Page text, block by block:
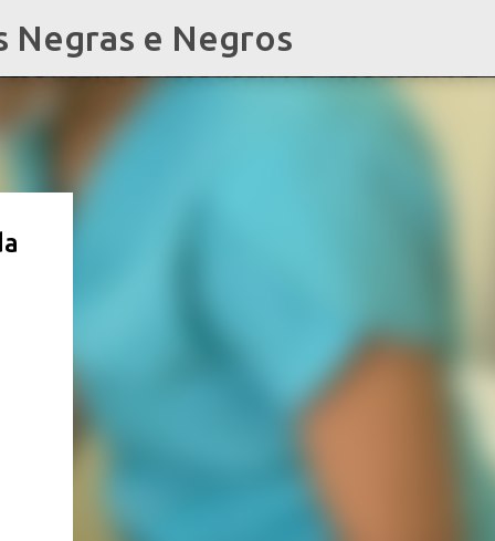
Negras e Negros